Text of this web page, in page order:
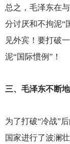
总之，毛泽东在
分讨厌和不拘泥“
见外宾！要打破
泥“国际惯例”！
三、毛泽东不断
为了打破“冷战”
国家进行了波澜